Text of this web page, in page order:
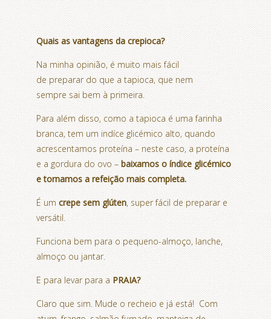
Quais as vantagens da crepioca?
Na minha opinião, é muito mais fácil
de preparar do que a tapioca, que nem
sempre sai bem à primeira.
Para além disso, como a tapioca é uma farinha
branca, tem um indíce glicémico alto, quando
acrescentamos proteína – neste caso, a proteína
e a gordura do ovo – baixamos o índice glicémico
e tornamos a refeição mais completa.
É umcrepe sem glúten, super fácil de preparar e
versátil.
Funciona bem para o pequeno-almoço, lanche,
almoço ou jantar.
E para levar para a PRAIA?
Claro que sim. Mude o recheio e já está! Com